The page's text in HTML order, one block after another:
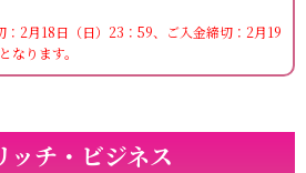
2月18日（日）23：59、ご入金締切：2月19
なります。
ッチ・ビジネス